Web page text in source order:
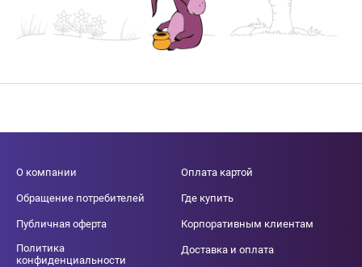
О компании
Обращение потребителей
Публичная оферта
Политика
конфиденциальности
Оплата картой
Где купить
Корпоративным клиентам
Доставка и оплата